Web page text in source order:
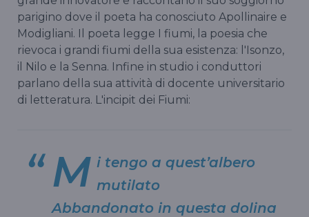
parigino dove il poeta ha conosciuto Apollinaire e
Modigliani. Il poeta legge I fiumi, la poesia che
rievoca i grandi fiumi della sua esistenza: l'Isonzo,
il Nilo e la Senna. Infine in studio i conduttori
parlano della sua attività di docente universitario
di letteratura. L'incipit dei Fiumi:
M i tengo a quest’albero
mutilato
Abbandonato in questa dolina